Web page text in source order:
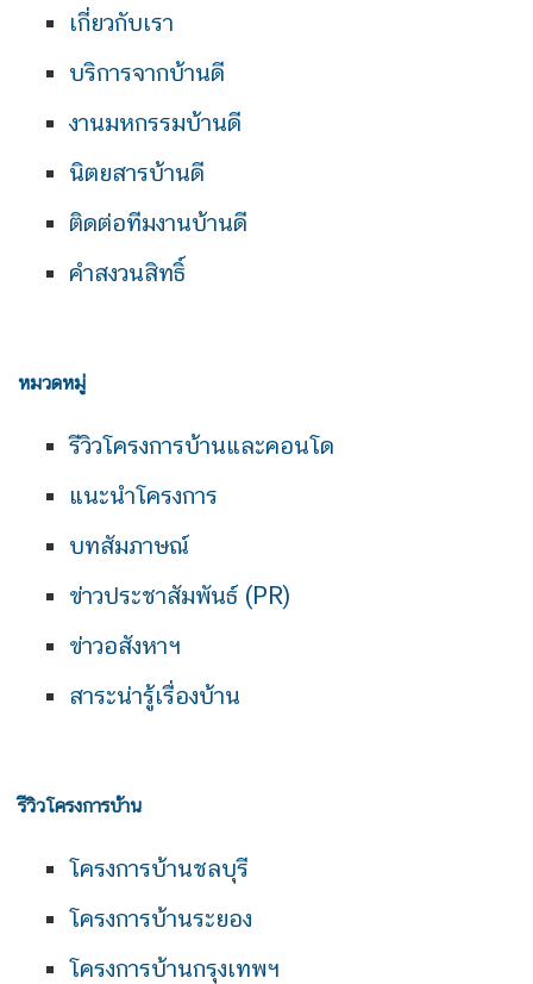
เกี่ยวกับเรา
บริการจากบ้านดี
งานมหกรรมบ้านดี
นิตยสารบ้านดี
ติดต่อทีมงานบ้านดี
คำสงวนสิทธิ์
หมวดหมู่
รีวิวโครงการบ้านและคอนโด
แนะนำโครงการ
บทสัมภาษณ์
ข่าวประชาสัมพันธ์ (PR)
ข่าวอสังหาฯ
สาระน่ารู้เรื่องบ้าน
รีวิวโครงการบ้าน
โครงการบ้านชลบุรี
โครงการบ้านระยอง
โครงการบ้านกรุงเทพฯ